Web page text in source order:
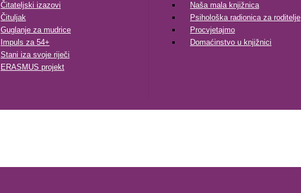
Čitateljski izazovi
Čituljak
Guglanje za mudrice
Impuls za 54+
Stani iza svoje riječi
ERASMUS projekt
Naša mala knjižnica
Psihološka radionica za roditelje
Procvjetajmo
Domaćinstvo u knjižnici